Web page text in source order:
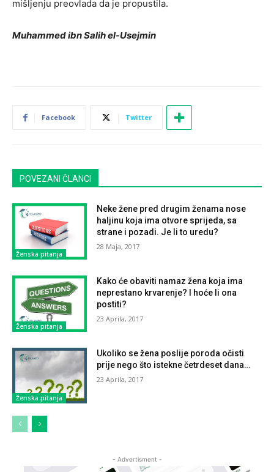
mišljenju preovlada da je propustila.
Muhammed ibn Salih el-Usejmin
Facebook Twitter
POVEZANI ČLANCI
Ženska pitanja
Neke žene pred drugim ženama nose
haljinu koja ima otvore sprijeda, sa
strane i pozadi. Je li to uredu?
28 Maja, 2017
Ženska pitanja
Kako će obaviti namaz žena koja ima
neprestano krvarenje? I hoće li ona
postiti?
23 Aprila, 2017
Ženska pitanja
Ukoliko se žena poslije poroda očisti
prije nego što istekne četrdeset dana…
23 Aprila, 2017
- Advertisment -